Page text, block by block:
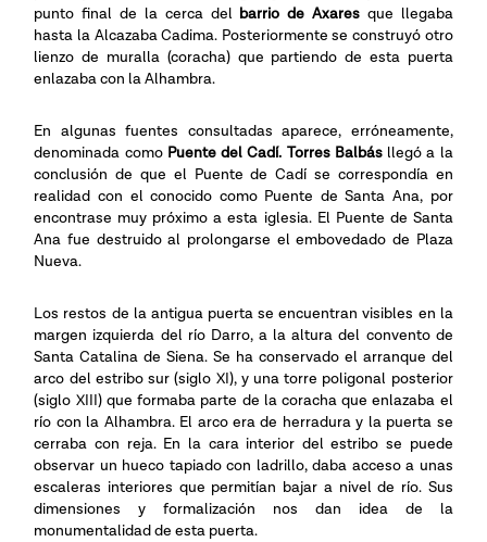
punto final de la cerca del barrio de Axaresque llegaba
hasta la Alcazaba Cadima. Posteriormente se construyó otro
lienzo de muralla (coracha) que partiendo de esta puerta
enlazaba con la Alhambra.
En algunas fuentes consultadas aparece, erróneamente,
denominada como Puente del Cadí. Torres Balbásllegó a la
conclusión de que el Puente de Cadí se correspondía en
realidad con el conocido como Puente de Santa Ana, por
encontrase muy próximo a esta iglesia. El Puente de Santa
Ana fue destruido al prolongarse el embovedado de Plaza
Nueva.
Los restos de la antigua puerta se encuentran visibles en la
margen izquierda del río Darro, a la altura del convento de
Santa Catalina de Siena. Se ha conservado el arranque del
arco del estribo sur (siglo XI), y una torre poligonal posterior
(siglo XIII) que formaba parte de la coracha que enlazaba el
río con la Alhambra. El arco era de herradura y la puerta se
cerraba con reja. En la cara interior del estribo se puede
observar un hueco tapiado con ladrillo, daba acceso a unas
escaleras interiores que permitían bajar a nivel de río. Sus
dimensiones y formalización nos dan idea de la
monumentalidad de esta puerta.